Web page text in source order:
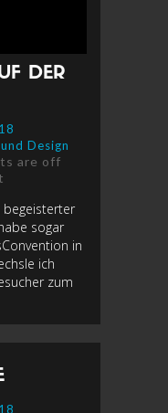
DER
Design
are off
begeisterter
sogar
in
ich
zum